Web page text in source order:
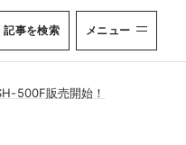
記事を検索 メニュー
500F販売開始！